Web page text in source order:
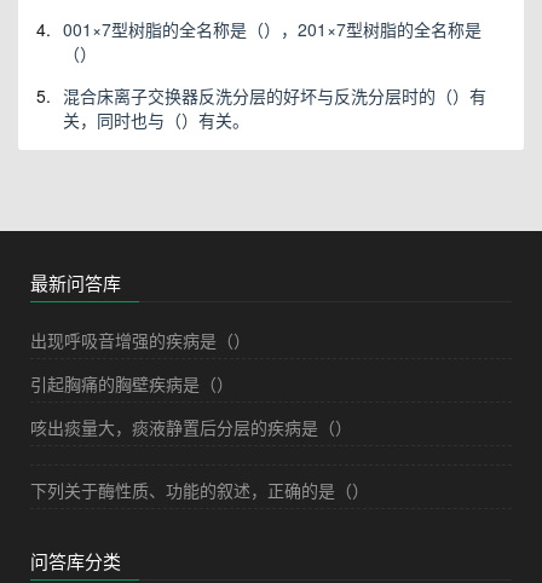
4. 001×7型树脂的全名称是（），201×7型树脂的全名称是
（）
5. 混合床离子交换器反洗分层的好坏与反洗分层时的（）有
关，同时也与（）有关。
最新问答库
出现呼吸音增强的疾病是（）
引起胸痛的胸壁疾病是（）
咳出痰量大，痰液静置后分层的疾病是（）
下列关于酶性质、功能的叙述，正确的是（）
问答库分类